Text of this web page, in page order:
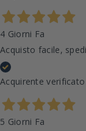
4 Giorni Fa
Acquisto facile,
Acquirente verificato
5 Giorni Fa